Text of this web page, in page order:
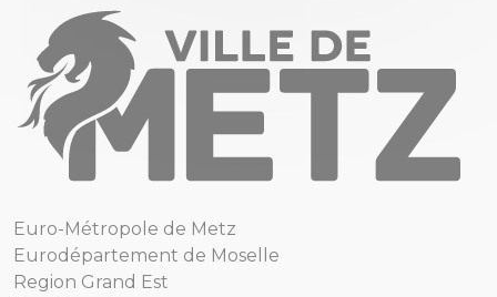
Euro-Métropole de Metz
Eurodépartement de Moselle
Region Grand Est